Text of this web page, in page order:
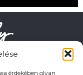
érdekében olyan